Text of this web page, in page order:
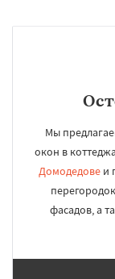
Мы
окон в
Домодедове и
фасадов, а